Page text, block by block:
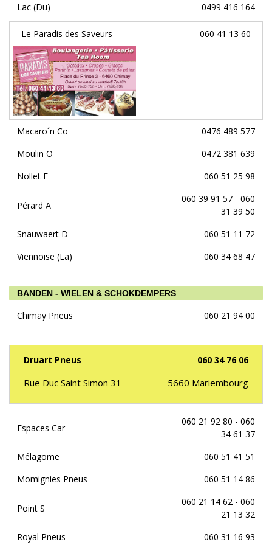
Lac (Du) 0499 416 164
Le Paradis des Saveurs 060 41 13 60
Macaro´n Co
0476 489 577
Moulin O
0472 381 639
Nollet E
060 51 25 98
Pérard A
060 39 91 57 - 060
31 39 50
Snauwaert D
060 51 11 72
Viennoise (La)
060 34 68 47
BANDEN - WIELEN & SCHOKDEMPERS
Chimay Pneus 060 21 94 00
Druart Pneus 060 34 76 06
Rue Duc Saint Simon 31 5660 Mariembourg
Espaces Car
060 21 92 80 - 060
34 61 37
Mélagome
060 51 41 51
Momignies Pneus
060 51 14 86
Point S
060 21 14 62 - 060
21 13 32
Royal Pneus
060 31 16 93